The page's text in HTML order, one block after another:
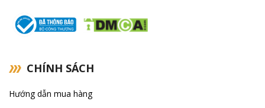
CHÍNH SÁCH
Hướng dẫn mua hàng